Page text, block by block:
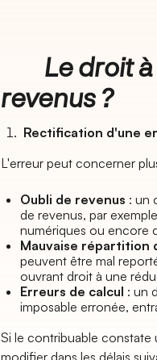
Le droit à
revenus ?
Rectification d'une
L'erreur peut concerner
Oubli de revenus : un
de revenus, par
numériques ou encore
Mauvaise répartition
peuvent être mal
ouvrant droit à une
Erreurs de calcul : un
imposable erronée,
Si le contribuable constate
modifier dans les délais